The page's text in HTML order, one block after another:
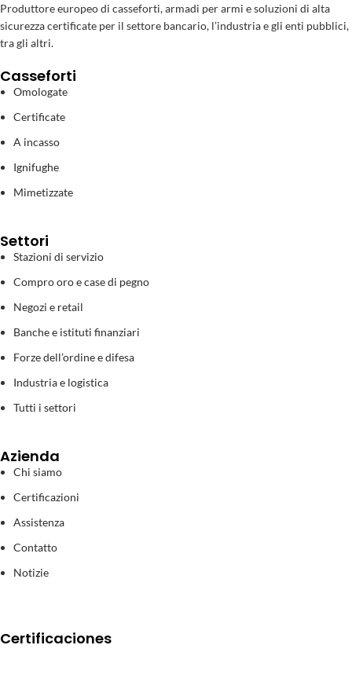
Produttore europeo di casseforti, armadi per armi e soluzioni di alta
sicurezza certificate per il settore bancario, l’industria e gli enti pubblici,
tra gli altri.
Casseforti
Omologate
Certificate
A incasso
Ignifughe
Mimetizzate
Settori
Stazioni di servizio
Compro oro e case di pegno
Negozi e retail
Banche e istituti finanziari
Forze dell’ordine e difesa
Industria e logistica
Tutti i settori
Azienda
Chi siamo
Certificazioni
Assistenza
Contatto
Notizie
Certificaciones